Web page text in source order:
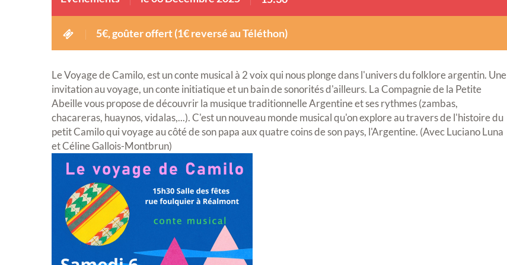
5€, goûter offert (1€ reversé au Téléthon)
Le Voyage de Camilo, est un conte musical à 2 voix qui nous plonge dans l'univers du folklore argentin. Une
invitation au voyage, un conte initiatique et un bain de sonorités d'ailleurs. La Compagnie de la Petite
Abeille vous propose de découvrir la musique traditionnelle Argentine et ses rythmes (zambas,
chacareras, huaynos, vidalas,...). C'est un nouveau monde musical qu'on explore au travers de l'histoire du
petit Camilo qui voyage au côté de son papa aux quatre coins de son pays, l'Argentine. (Avec Luciano Luna
et Céline Gallois-Montbrun)